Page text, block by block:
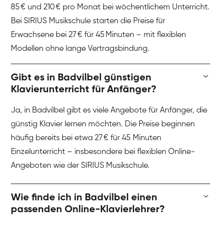
85 € und 210 € pro Monat bei wöchentlichem Unterricht.
Bei SIRIUS Musikschule starten die Preise für
Erwachsene bei 27 € für 45 Minuten – mit flexiblen
Modellen ohne lange Vertragsbindung.
Gibt es in Badvilbel günstigen
Klavierunterricht für Anfänger?
Ja, in Badvilbel gibt es viele Angebote für Anfänger, die
günstig Klavier lernen möchten. Die Preise beginnen
häufig bereits bei etwa 27 € für 45 Minuten
Einzelunterricht – insbesondere bei flexiblen Online-
Angeboten wie der SIRIUS Musikschule.
Wie finde ich in Badvilbel einen
passenden Online-Klavierlehrer?